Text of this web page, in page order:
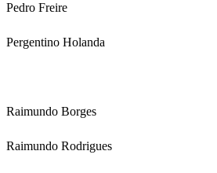
Pedro Freire
Pergentino Holanda
Raimundo Borges
Raimundo Rodrigues